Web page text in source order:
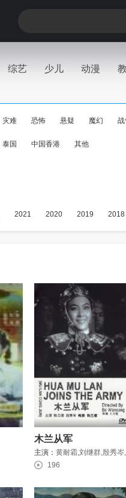
综艺 少儿 动漫
灾难 恐怖 悬疑 魔幻
泰国 中国香港 其他
2021 2020 2019 2018
木兰从军
主演：
196